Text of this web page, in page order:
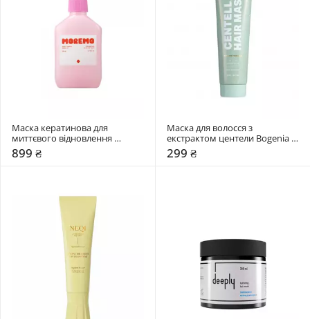
Маска кератинова для
миттєвого відновлення
волосся MOREMO Water
Treatment Miracle 10 (RE)
899 ₴
Маска для волосся з
екстрактом центели Bogenia
Centella
299 ₴